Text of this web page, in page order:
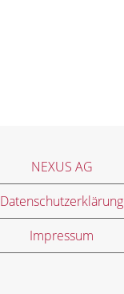
NEXUS AG
Datenschutzerklärung
Impressum